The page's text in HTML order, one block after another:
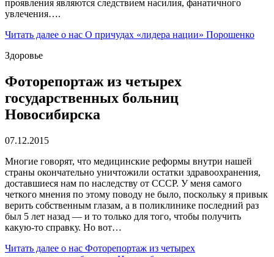
проявления являются следствием насилия, фанатичного
увлечения….
Читать далее о нас О причудах «лидера нации» Порошенко
Здоровье
Фоторепортаж из четырех
государственных больниц
Новосибирска
07.12.2015
Многие говорят, что медицинские реформы внутри нашей
страны окончательно уничтожили остатки здравоохранения,
доставшиеся нам по наследству от СССР. У меня самого
четкого мнения по этому поводу не было, поскольку я привык
верить собственным глазам, а в поликлинике последний раз
был 5 лет назад — и то только для того, чтобы получить
какую-то справку. Но вот…
Читать далее о нас Фоторепортаж из четырех